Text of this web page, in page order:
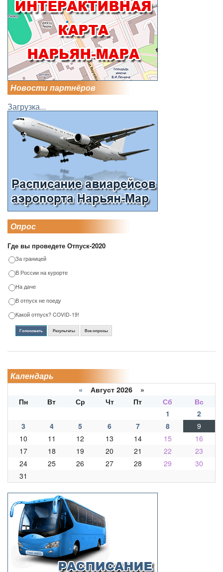
Новости партнёров
Загрузка...
Опрос
Где вы проведете Отпуск-2020
За границей
В России на курорте
На даче
В отпуск не поеду
Какой отпуск? COVID-19!
Голосовать Результаты Все опросы
Календарь
« Август 2026 »
Пн
Вт Ср Чт Пт Сб
Вс
1
2
3
4 5 6 7 8
9
10
11 12 13 14 15
16
17
18 19 20 21 22
23
24
25 26 27 28 29
30
31